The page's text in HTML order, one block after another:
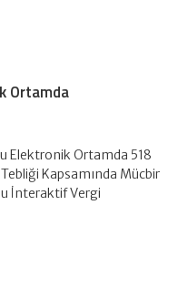
Ortamda
Elektronik Ortamda 518
Tebliği Kapsamında Mücbir
İnteraktif Vergi